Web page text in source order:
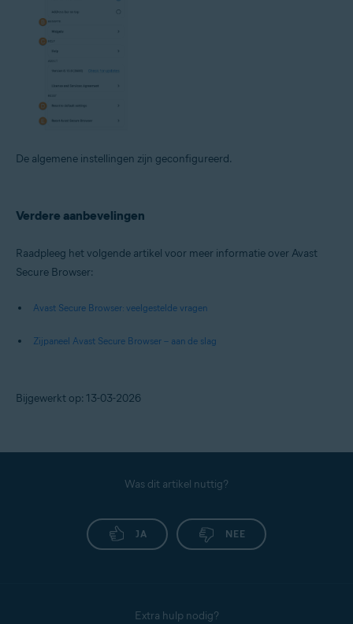
De algemene instellingen zijn geconfigureerd.
Verdere aanbevelingen
Raadpleeg het volgende artikel voor meer informatie over Avast
Secure Browser:
Avast Secure Browser: veelgestelde vragen
Zijpaneel Avast Secure Browser – aan de slag
Bijgewerkt op: 13-03-2026
Was dit artikel nuttig?
JA NEE
Extra hulp nodig?